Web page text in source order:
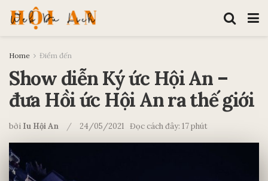
Home Điểm đến
Show diễn Ký ức Hội An –
đưa Hồi ức Hội An ra thế giới
bởi Iu Hội An 24/05/2021 Đọc cách đây: 17 phút